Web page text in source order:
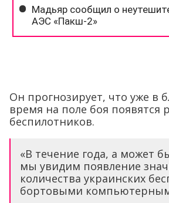
Он прогнозирует, что уже в
время на поле боя появятся
беспилотников.
«В течение года, а может
мы увидим появление
количества украинских
бортовыми